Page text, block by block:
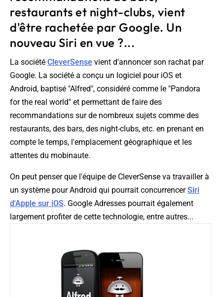
restaurants et night-clubs, vient
d'être rachetée par Google. Un
nouveau Siri en vue ?...
La société CleverSense vient d'annoncer son rachat par
Google. La société a conçu un logiciel pour iOS et
Android, baptisé "Alfred", considéré comme le "Pandora
for the real world" et permettant de faire des
recommandations sur de nombreux sujets comme des
restaurants, des bars, des night-clubs, etc. en prenant en
compte le temps, l'emplacement géographique et les
attentes du mobinaute.
On peut penser que l'équipe de CleverSense va travailler à
un système pour Android qui pourrait concurrencerSiri
d'Apple sur iOS. Google Adresses pourrait également
largement profiter de cette technologie, entre autres...